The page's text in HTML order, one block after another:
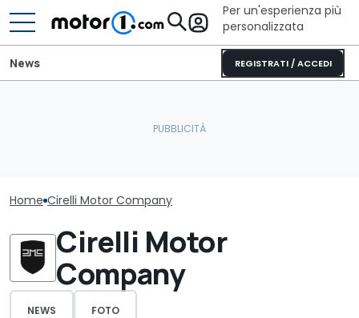
Per un'esperienza più
personalizzata
REGISTRATI / ACCEDI
News
Home Cirelli Motor Company
Cirelli Motor
Company
NEWS FOTO